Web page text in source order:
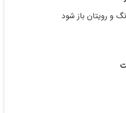
و رویتان باز شود